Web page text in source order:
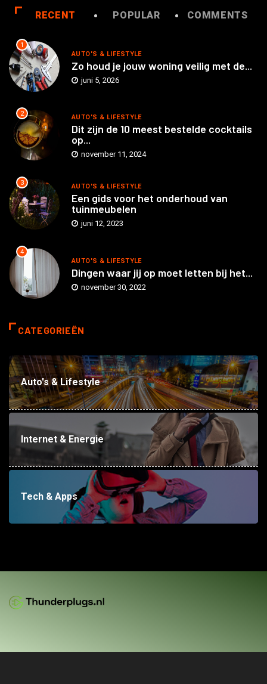
RECENT POPULAR COMMENTS
1
AUTO'S & LIFESTYLE
Zo houd je jouw woning veilig met de...
juni 5, 2026
2 AUTO'S & LIFESTYLE
Dit zijn de 10 meest bestelde cocktails
op...
november 11, 2024
3 AUTO'S & LIFESTYLE
Een gids voor het onderhoud van
tuinmeubelen
juni 12, 2023
4
AUTO'S & LIFESTYLE
Dingen waar jij op moet letten bij het...
november 30, 2022
CATEGORIEËN
Auto's & Lifestyle
Internet & Energie
Tech & Apps